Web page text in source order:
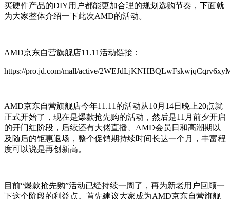
买硬件产品的DIY用户都能更加合理的规划选购节奏，下面就
为大家整体介绍一下此次AMD的活动。
AMD京东自营旗舰店11.11活动链接：
https://pro.jd.com/mall/active/
AMD京东自营旗舰店今年11.11的活动从10月14日晚上20点就
正式开始了，现在是爆款抢先购的活动，然后是11月前夕开启
的开门红阶段，后续还有大佬直播、AMD会员日和高潮期以
及随后的钜惠返场，整个促销期持续时间长达一个月，丰富程
度可以说是再创新高。
目前“爆款抢先购”活动已经持续一周了，再为新老用户回顾一
下这个阶段的利益点。首先建议大家成为AMD京东自营旗舰